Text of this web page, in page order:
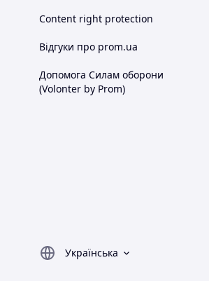
Content right protection
Відгуки про prom.ua
Допомога Силам оборони
(Volonter by Prom)
Українська